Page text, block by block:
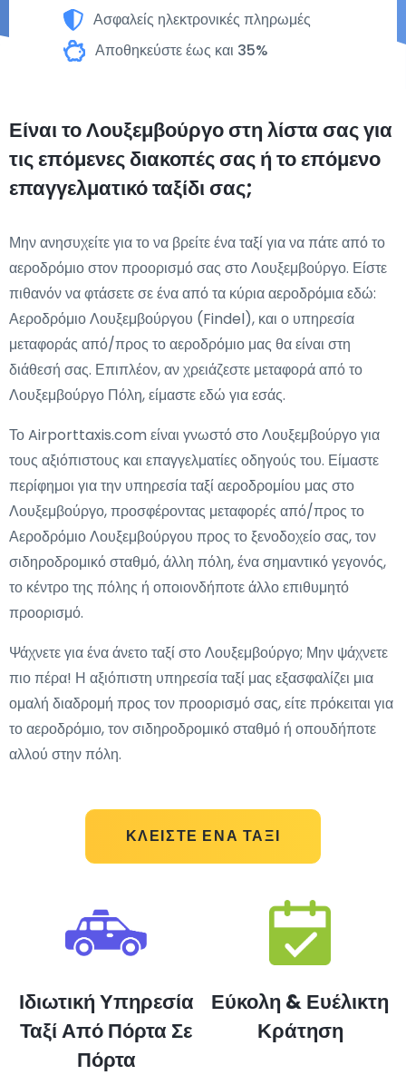
Ασφαλείς ηλεκτρονικές πληρωμές
Αποθηκεύστε έως και 35%
ΚΛΕΊΣΤΕ ΈΝΑ ΤΑΞΊ
Είναι το Λουξεμβούργο στη λίστα σας για
τις επόμενες διακοπές σας ή το επόμενο
επαγγελματικό ταξίδι σας;
Μην ανησυχείτε για το να βρείτε ένα ταξί για να πάτε από το
αεροδρόμιο στον προορισμό σας στο Λουξεμβούργο. Είστε
πιθανόν να φτάσετε σε ένα από τα κύρια αεροδρόμια εδώ:
Αεροδρόμιο Λουξεμβούργου (Findel), και ο υπηρεσία
μεταφοράς από/προς το αεροδρόμιο μας θα είναι στη
διάθεσή σας. Επιπλέον, αν χρειάζεστε μεταφορά από το
Λουξεμβούργο Πόλη, είμαστε εδώ για εσάς.
Το Airporttaxis.com είναι γνωστό στο Λουξεμβούργο για
τους αξιόπιστους και επαγγελματίες οδηγούς του. Είμαστε
περίφημοι για την υπηρεσία ταξί αεροδρομίου μας στο
Λουξεμβούργο, προσφέροντας μεταφορές από/προς το
Αεροδρόμιο Λουξεμβούργου προς το ξενοδοχείο σας, τον
σιδηροδρομικό σταθμό, άλλη πόλη, ένα σημαντικό γεγονός,
το κέντρο της πόλης ή οποιονδήποτε άλλο επιθυμητό
προορισμό.
Ψάχνετε για ένα άνετο ταξί στο Λουξεμβούργο; Μην ψάχνετε
πιο πέρα! Η αξιόπιστη υπηρεσία ταξί μας εξασφαλίζει μια
ομαλή διαδρομή προς τον προορισμό σας, είτε πρόκειται για
το αεροδρόμιο, τον σιδηροδρομικό σταθμό ή οπουδήποτε
αλλού στην πόλη.
Ιδιωτική Υπηρεσία
Ταξί Από Πόρτα Σε
Πόρτα
Εύκολη & Ευέλικτη
Κράτηση